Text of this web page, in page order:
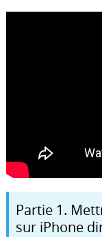
Partie 1.
sur iPhone